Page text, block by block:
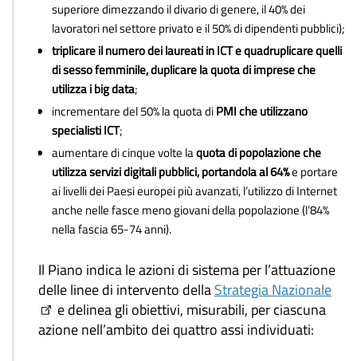
superiore dimezzando il divario di genere, il 40% dei
lavoratori nel settore privato e il 50% di dipendenti pubblici);
triplicare il numero dei laureati in ICT e quadruplicare quelli
di sesso femminile, duplicare la quota di imprese che
utilizza i big data;
incrementare del 50% la quota diPMI che utilizzano
specialisti ICT;
aumentare di cinque volte laquota di popolazione che
utilizza servizi digitali pubblici, portandola al 64%e portare
ai livelli dei Paesi europei più avanzati, l’utilizzo di Internet
anche nelle fasce meno giovani della popolazione (l’84%
nella fascia 65-74 anni).
Il Piano indica le azioni di sistema per l’attuazione
delle linee di intervento dellaStrategia Nazionale
e delinea gli obiettivi, misurabili, per ciascuna
azione nell’ambito dei quattro assi individuati: